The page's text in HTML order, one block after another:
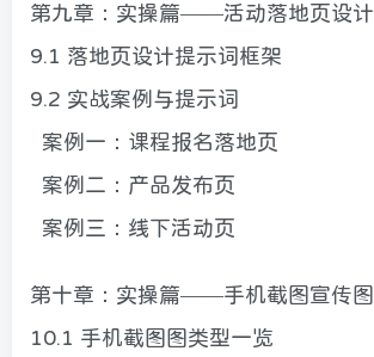
第九章：实操篇——活动落地页设计
9.1 落地页设计提示词框架
9.2 实战案例与提示词
案例一：课程报名落地页
案例二：产品发布页
案例三：线下活动页
第十章：实操篇——手机截图宣传图
10.1 手机截图图类型一览